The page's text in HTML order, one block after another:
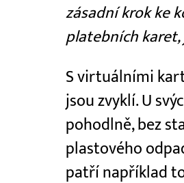
zásadní krok ke
platebních karet,
S virtuálními
jsou zvyklí. U
pohodlně, bez
plastového
patří například